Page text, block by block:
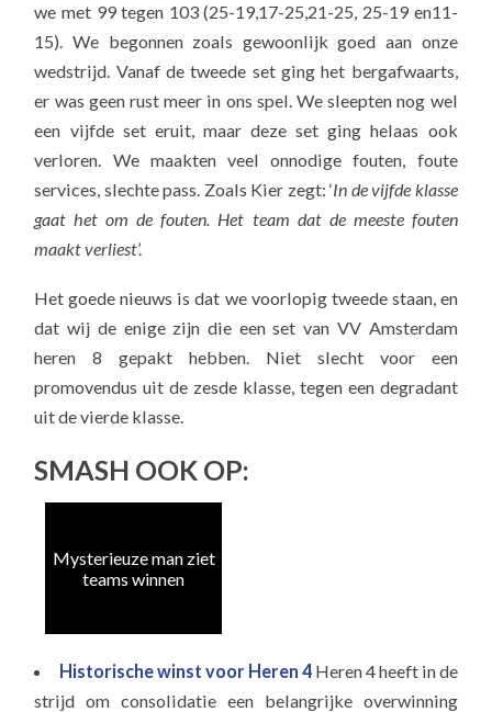
we met 99 tegen 103 (25-19,17-25,21-25, 25-19 en11-
15). We begonnen zoals gewoonlijk goed aan onze
wedstrijd. Vanaf de tweede set ging het bergafwaarts,
er was geen rust meer in ons spel. We sleepten nog wel
een vijfde set eruit, maar deze set ging helaas ook
verloren. We maakten veel onnodige fouten, foute
services, slechte pass. Zoals Kier zegt: ‘In de vijfde klasse
gaat het om de fouten. Het team dat de meeste fouten
maakt verliest’.
Het goede nieuws is dat we voorlopig tweede staan, en
dat wij de enige zijn die een set van VV Amsterdam
heren 8 gepakt hebben. Niet slecht voor een
promovendus uit de zesde klasse, tegen een degradant
uit de vierde klasse.
SMASH OOK OP:
Mysterieuze man ziet
teams winnen
Historische winst voor Heren 4 Heren 4 heeft in de
strijd om consolidatie een belangrijke overwinning